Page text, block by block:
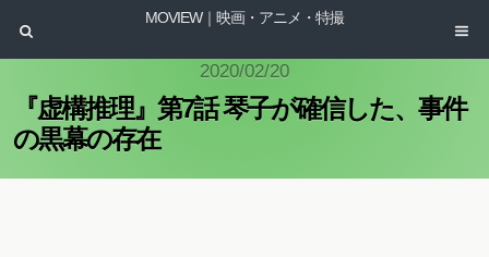
MOVIEW｜映画・アニメ・特撮
2020/02/20
『虚構推理』第7話 琴子が確信した、事件
の黒幕の存在